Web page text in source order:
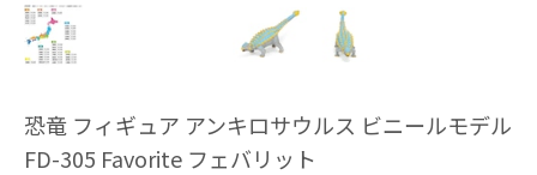
恐竜 フィギュア アンキロサウルス ビニールモデル
FD-305 Favorite フェバリット